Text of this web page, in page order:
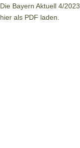
Die Bayern Aktuell 4/2023
hier als PDF laden.